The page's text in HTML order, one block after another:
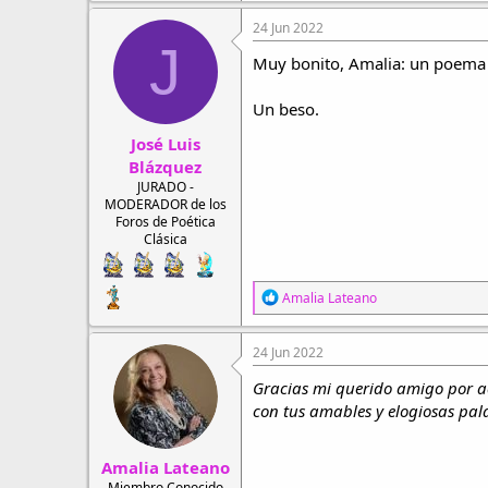
J
José Luis
Blázquez
JURADO -
MODERADOR de los
Foros de Poética
Clásica
24 Jun 2022
Muy bonito, Amalia: un
Un beso.
R
e
a
c
c
i
o
n
Amalia Lateano
Amalia Lateano
24 Jun 2022
Gracias mi querido amigo por
con tus amables y elogiosas